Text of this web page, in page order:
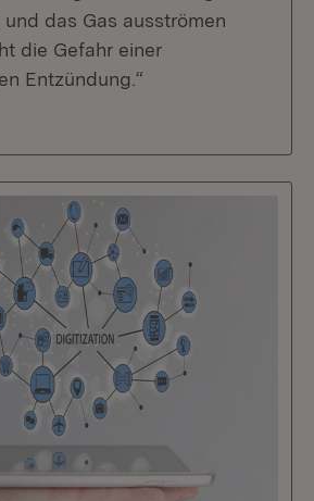
das Gas ausströmen
die Gefahr einer
Entzündung.“